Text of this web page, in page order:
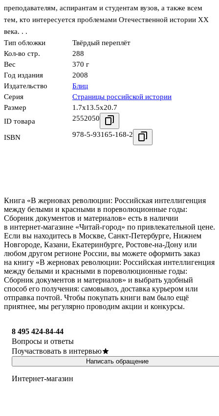
преподавателям, аспирантам и студентам вузов, а также всем
тем, кто интересуется проблемами Отечественной истории XX
века. . .
Тип обложки
Твёрдый переплёт
Кол-во стр.
288
Вес
370 г
Год издания
2008
Издательство
Блиц
Серия
Страницы российской истории
Размер
1.7x13.5x20.7
ID товара
2552050
ISBN 978-5-93165-168-2
Книга «В жерновах революции: Российская интеллигенция
между белыми и красными в пореволюционные годы:
Сборник документов и материалов» есть в наличии
в интернет-магазине «Читай-город» по привлекательной цене.
Если вы находитесь в Москве, Санкт-Петербурге, Нижнем
Новгороде, Казани, Екатеринбурге, Ростове-на-Дону или
любом другом регионе России, вы можете оформить заказ
на книгу «В жерновах революции: Российская интеллигенция
между белыми и красными в пореволюционные годы:
Сборник документов и материалов» и выбрать удобный
способ его получения: самовывоз, доставка курьером или
отправка почтой. Чтобы покупать книги вам было ещё
приятнее, мы регулярно проводим акции и конкурсы.
8 495 424-84-44
Вопросы и ответы
Поучаствовать в интервью
Написать обращение
Интернет-магазин